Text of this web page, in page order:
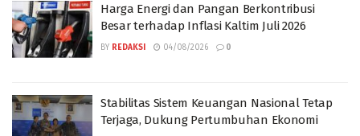
Harga Energi dan Pangan Berkontribusi
Besar terhadap Inflasi Kaltim Juli 2026
BY REDAKSI 04/08/2026 0
Stabilitas Sistem Keuangan Nasional Tetap
Terjaga, Dukung Pertumbuhan Ekonomi